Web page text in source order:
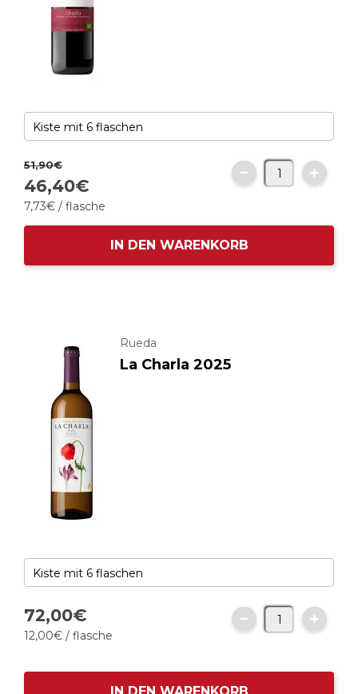
51,90€
46,40€
7,73€ / flasche
IN DEN WARENKORB
Rueda
La Charla 2025
72,00€
12,00€ / flasche